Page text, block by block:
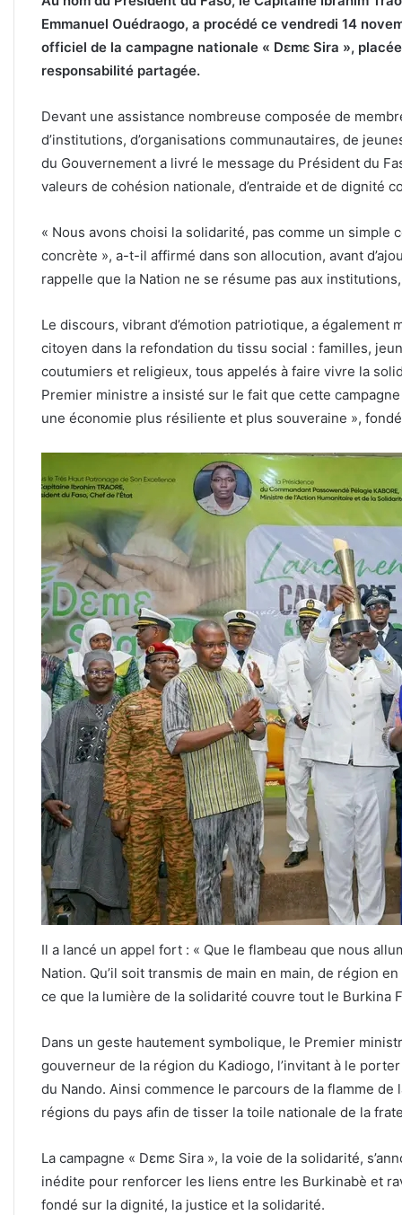
Emmanuel Ouédraogo, a procédé ce vendredi 14
officiel de la campagne nationale « Dɛmɛ Sira »,
responsabilité partagée.
Devant une assistance nombreuse composée de
d’institutions, d’organisations communautaires, de
du Gouvernement a livré le message du Président du
valeurs de cohésion nationale, d’entraide et de dignité
« Nous avons choisi la solidarité, pas comme un simple
concrète », a-t-il affirmé dans son allocution, avant
rappelle que la Nation ne se résume pas aux
Le discours, vibrant d’émotion patriotique, a également
citoyen dans la refondation du tissu social : familles,
coutumiers et religieux, tous appelés à faire vivre la
Premier ministre a insisté sur le fait que cette
une économie plus résiliente et plus souveraine »,
Il a lancé un appel fort : « Que le flambeau que nous
Nation. Qu’il soit transmis de main en main, de région
ce que la lumière de la solidarité couvre tout le Burkina
Dans un geste hautement symbolique, le Premier
gouverneur de la région du Kadiogo, l’invitant à le
du Nando. Ainsi commence le parcours de la flamme
régions du pays afin de tisser la toile nationale de la
La campagne « Dɛmɛ Sira », la voie de la solidarité,
inédite pour renforcer les liens entre les Burkinabè et
fondé sur la dignité, la justice et la solidarité.